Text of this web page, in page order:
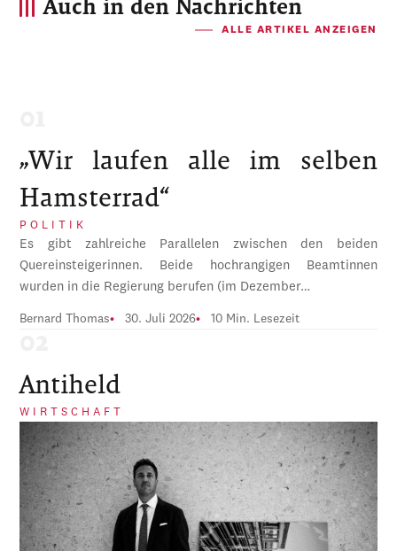
Auch in den Nachrichten
ALLE ARTIKEL ANZEIGEN
„Wir laufen alle im selben
Hamsterrad“
POLITIK
Es gibt zahlreiche Parallelen zwischen den beiden
Quereinsteigerinnen. Beide hochrangigen Beamtinnen
wurden in die Regierung berufen (im Dezember…
Bernard Thomas 30. Juli 2026 10 Min. Lesezeit
Antiheld
WIRTSCHAFT